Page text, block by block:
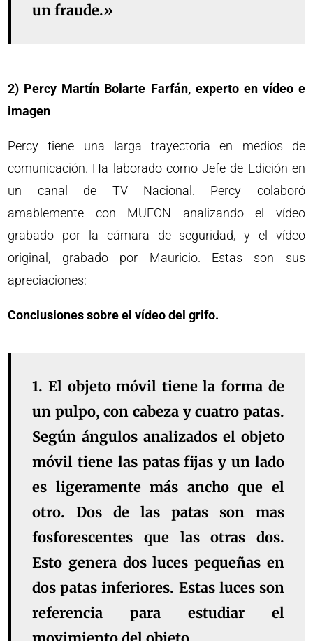
un fraude.»
2) Percy Martín Bolarte Farfán, experto en vídeo e
imagen
Percy tiene una larga trayectoria en medios de
comunicación. Ha laborado como Jefe de Edición en
un canal de TV Nacional. Percy colaboró
amablemente con MUFON analizando el vídeo
grabado por la cámara de seguridad, y el vídeo
original, grabado por Mauricio. Estas son sus
apreciaciones:
Conclusiones sobre el vídeo del grifo.
1. El objeto móvil tiene la forma de
un pulpo, con cabeza y cuatro patas.
Según ángulos analizados el objeto
móvil tiene las patas fijas y un lado
es ligeramente más ancho que el
otro. Dos de las patas son mas
fosforescentes que las otras dos.
Esto genera dos luces pequeñas en
dos patas inferiores. Estas luces son
referencia para estudiar el